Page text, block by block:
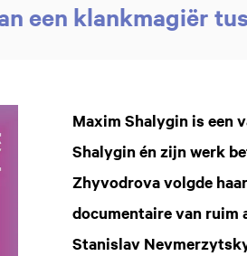
een klankmagiër
Maxim Shalygin is een
Shalygin én zijn werk
Zhyvodrova volgde
documentaire van ruim
Stanislav